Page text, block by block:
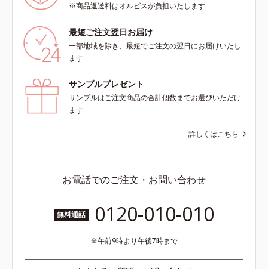
※商品返送料はオルビスが負担いたします
最短ご注文翌日お届け
一部地域を除き、最短でご注文の翌日にお届けいたし
ます
サンプルプレゼント
サンプルはご注文商品の合計個数までお選びいただけ
ます
詳しくはこちら
お電話でのご注文・お問い合わせ
無料通話 0120-010-010
午前9時より午後7時まで